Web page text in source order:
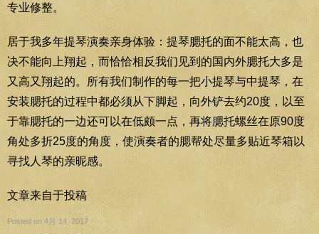
专业修整。
居于我多年提琴演奏亲身体验：提琴腮托的面不能太高，也
决不能向上翔起，而恰恰相反我们见到的国内外腮托大多是
又高又翔起的。所有我们制作的每一把小提琴与中提琴，在
安装腮托的过程中都必须从下脚起，向外铲去约20度，以至
于靠腮托的一边还可以在低颇一点，再将腮托螺丝在原90度
角处多折25度的角度，使演奏者的腮帮处尽量多贴近琴箱以
寻找人琴的亲昵感。
文章来自于投稿
Posted on 4月 14, 2017